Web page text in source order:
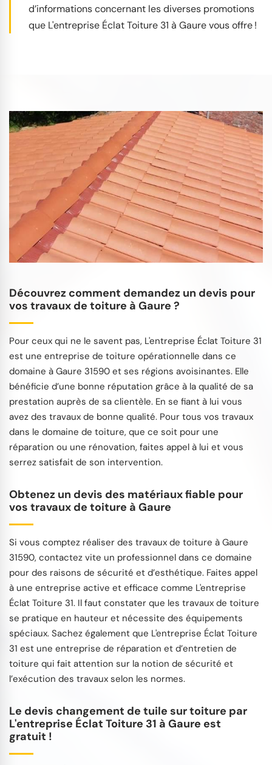
d’informations concernant les diverses promotions
que L'entreprise Éclat Toiture 31 à Gaure vous offre !
Découvrez comment demandez un devis pour
vos travaux de toiture à Gaure ?
Pour ceux qui ne le savent pas, L'entreprise Éclat Toiture 31
est une entreprise de toiture opérationnelle dans ce
domaine à Gaure 31590 et ses régions avoisinantes. Elle
bénéficie d’une bonne réputation grâce à la qualité de sa
prestation auprès de sa clientèle. En se fiant à lui vous
avez des travaux de bonne qualité. Pour tous vos travaux
dans le domaine de toiture, que ce soit pour une
réparation ou une rénovation, faites appel à lui et vous
serrez satisfait de son intervention.
Obtenez un devis des matériaux fiable pour
vos travaux de toiture à Gaure
Si vous comptez réaliser des travaux de toiture à Gaure
31590, contactez vite un professionnel dans ce domaine
pour des raisons de sécurité et d’esthétique. Faites appel
à une entreprise active et efficace comme L'entreprise
Éclat Toiture 31. Il faut constater que les travaux de toiture
se pratique en hauteur et nécessite des équipements
spéciaux. Sachez également que L'entreprise Éclat Toiture
31 est une entreprise de réparation et d’entretien de
toiture qui fait attention sur la notion de sécurité et
l’exécution des travaux selon les normes.
Le devis changement de tuile sur toiture par
L'entreprise Éclat Toiture 31 à Gaure est
gratuit !